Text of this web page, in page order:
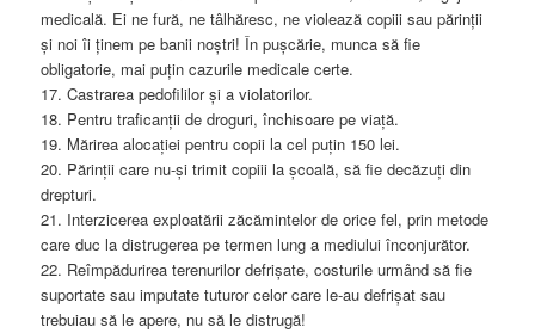
medicală. Ei ne fură, ne tâlhăresc, ne violează copiii sau părinții
și noi îi ținem pe banii noștri! În pușcărie, munca să fie
obligatorie, mai puțin cazurile medicale certe.
17. Castrarea pedofililor și a violatorilor.
18. Pentru traficanții de droguri, închisoare pe viață.
19. Mărirea alocației pentru copii la cel puțin 150 lei.
20. Părinții care nu-și trimit copiii la școală, să fie decăzuți din
drepturi.
21. Interzicerea exploatării zăcămintelor de orice fel, prin metode
care duc la distrugerea pe termen lung a mediului înconjurător.
22. Reîmpădurirea terenurilor defrișate, costurile urmând să fie
suportate sau imputate tuturor celor care le-au defrișat sau
trebuiau să le apere, nu să le distrugă!